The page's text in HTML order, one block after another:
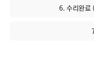
6. 수리완료